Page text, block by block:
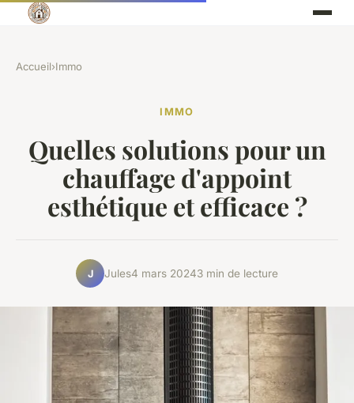
Accueil›Immo
IMMO
Quelles solutions pour un
chauffage d'appoint
esthétique et efficace ?
J Jules4 mars 20243 min de lecture